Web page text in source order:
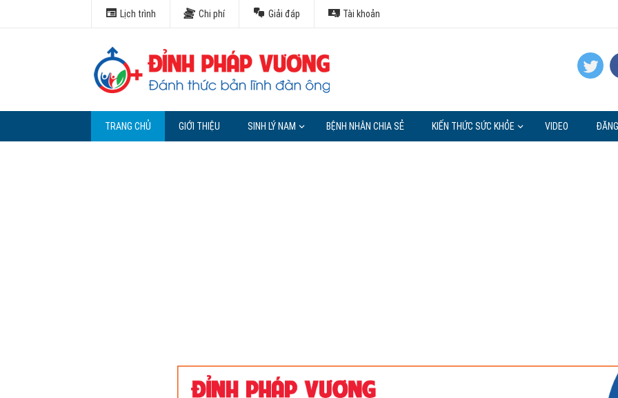
Lịch trình Chi phí Giải đáp Tài khoản
TRANG CHỦ GIỚI THIỆU SINH LÝ NAM BỆNH NHÂN CHIA SẺ KIẾN THỨC SỨC KHỎE VIDEO